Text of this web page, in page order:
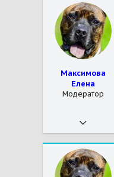
Максимова
Елена
Модератор
3 694
17 029
113